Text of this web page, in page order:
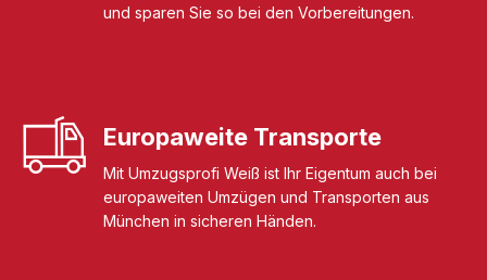
und sparen Sie so bei den Vorbereitungen.
Europaweite Transporte
Mit Umzugsprofi Weiß ist Ihr Eigentum auch bei
europaweiten Umzügen und Transporten aus
München in sicheren Händen.